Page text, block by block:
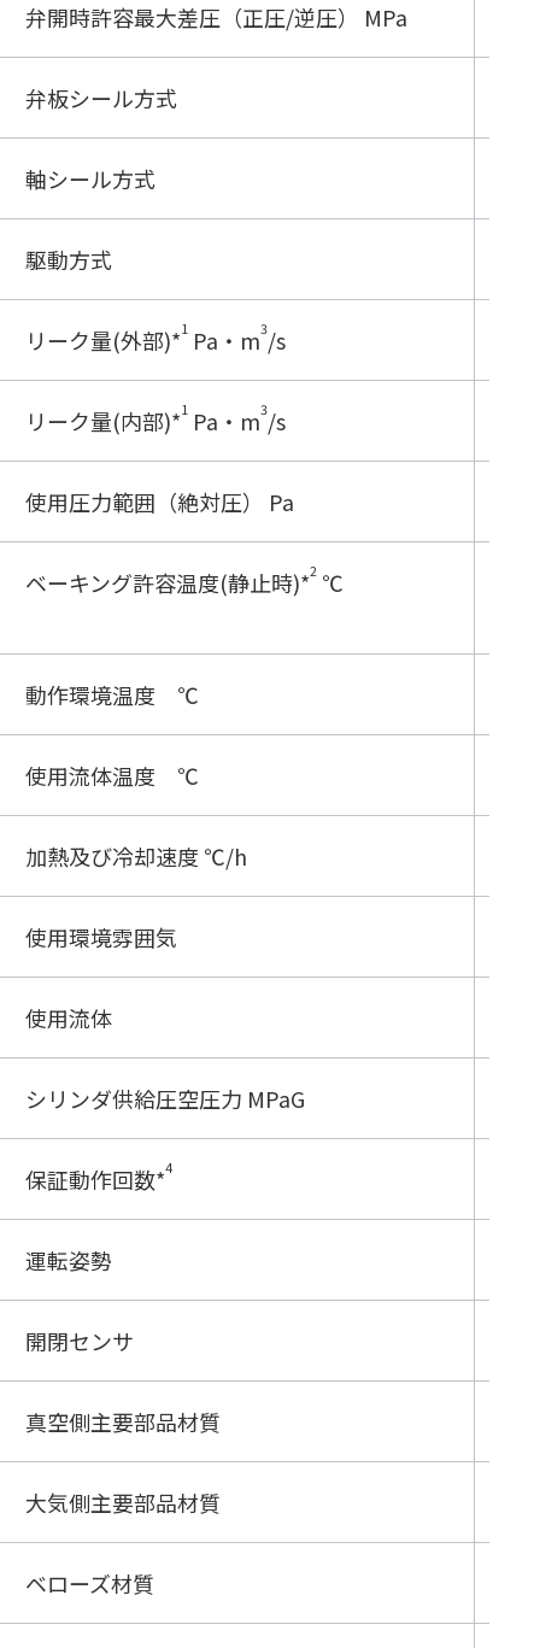
弁開時許容最大差圧（正圧/逆圧） MPa
弁板シール方式
軸シール方式
駆動方式
リーク量(外部)*1 Pa・m3/s
リーク量(内部)*1 Pa・m3/s
使用圧力範囲（絶対圧） Pa
ベーキング許容温度(静止時)*2 ℃
動作環境温度 ℃
使用流体温度 ℃
加熱及び冷却速度 ℃/h
使用環境雰囲気
使用流体
シリンダ供給圧空圧力 MPaG
保証動作回数*4
運転姿勢
開閉センサ
真空側主要部品材質
大気側主要部品材質
ベローズ材質